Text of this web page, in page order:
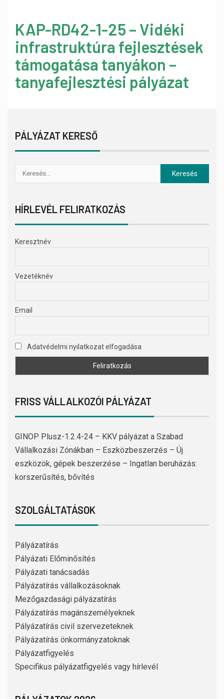
KAP-RD42-1-25 – Vidéki
infrastruktúra fejlesztések
támogatása tanyákon –
tanyafejlesztési pályázat
PÁLYÁZAT KERESŐ
HÍRLEVÉL FELIRATKOZÁS
Keresztnév
Vezetéknév
Email
Adatvédelmi nyilatkozat elfogadása
FRISS VÁLLALKOZÓI PÁLYÁZAT
GINOP Plusz-1.2.4-24 – KKV pályázat a Szabad
Vállalkozási Zónákban – Eszközbeszerzés – Új
eszközök, gépek beszerzése – Ingatlan beruházás:
korszerűsítés, bővítés
SZOLGÁLTATÁSOK
Pályázatírás
Pályázati Előminősítés
Pályázati tanácsadás
Pályázatírás vállalkozásoknak
Mezőgazdasági pályázatírás
Pályázatírás magánszemélyeknek
Pályázatírás civil szervezeteknek
Pályázatírás önkormányzatoknak
Pályázatfigyelés
Specifikus pályázatfigyelés vagy hírlevél